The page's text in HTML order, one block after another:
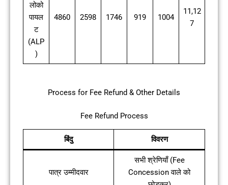
लोको
पायल
ट
(ALP
)
4860 2598 1746 919 1004
11,12
7
Process for Fee Refund & Other Details
Fee Refund Process
बिंदु विवरण
पात्र उम्मीदवार
सभी श्रेणियाँ (Fee
Concession वाले को